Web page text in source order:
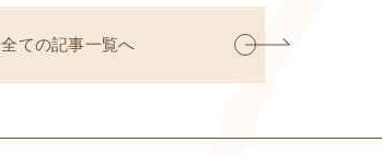
全ての記事一覧へ